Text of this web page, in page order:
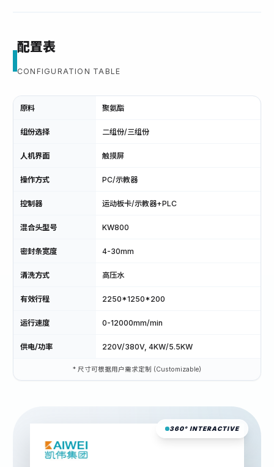
配置表
CONFIGURATION TABLE
原料 聚氨酯
组份选择 二组份/三组份
人机界面 触摸屏
操作方式 PC/示教器
控制器 运动板卡/示教器+PLC
混合头型号 KW800
密封条宽度 4-30mm
清洗方式 高压水
有效行程 2250*1250*200
运行速度 0-12000mm/min
供电/功率 220V/380V, 4KW/5.5KW
* 尺寸可根据用户需求定制 (Customizable)
360° INTERACTIVE